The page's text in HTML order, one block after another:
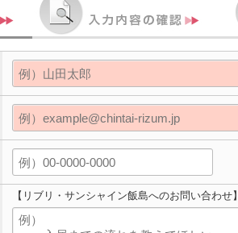
【リブリ・サンシャイン飯島へのお問い合わせ】